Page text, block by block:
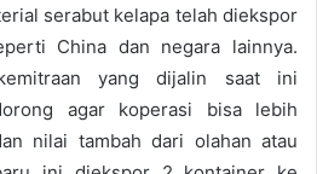
serabut kelapa telah diekspor
China dan negara lainnya.
yang dijalin saat ini
agar koperasi bisa lebih
nilai tambah dari olahan atau